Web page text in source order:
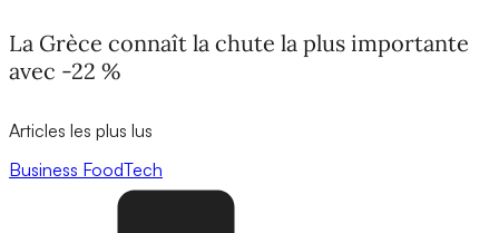
La Grèce connaît la chute la plus importante
avec -22 %
Articles les plus lus
Business FoodTech